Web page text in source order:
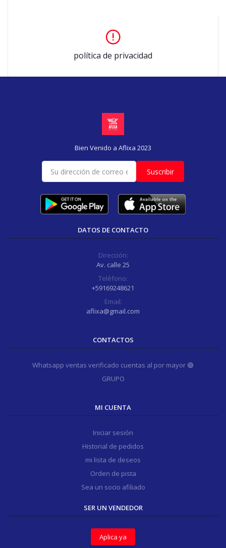
política de privacidad
Bien Venido a Aflixa 2023
Suscribir
DATOS DE CONTACTO
Dirección:
Av. calle 25
Teléfono:
+59169248621
Email:
aflixa@gmail.com
CONTACTOS
Whatsapp ventas verificado cuentas al por mayor 🟢
GRUPO
MI CUENTA
Iniciar sesión
Historial de pedidos
mi lista de deseos
Orden de pista
Sea un socio afiliado
SER UN VENDEDOR
Aplica ya